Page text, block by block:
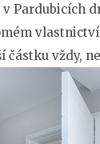
Pardubicích
vždy,